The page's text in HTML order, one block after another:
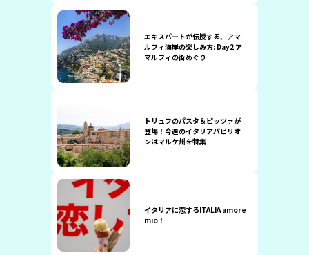
エキスパートが伝授する、アマ
ルフィ海岸の楽しみ方: Day2 ア
マルフィの街めぐり
トリュフのパスタ＆ピッツァが
登場！今週のイタリアパビリオ
ンはマルケ州を特集
イタリアに恋するITALIA amore
mio！